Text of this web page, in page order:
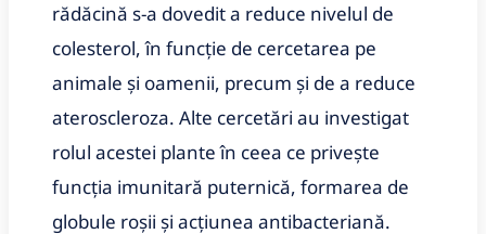
rădăcină s-a dovedit a reduce nivelul de
colesterol, în funcție de cercetarea pe
animale și oamenii, precum și de a reduce
ateroscleroza. Alte cercetări au investigat
rolul acestei plante în ceea ce privește
funcția imunitară puternică, formarea de
globule roșii și acțiunea antibacteriană.